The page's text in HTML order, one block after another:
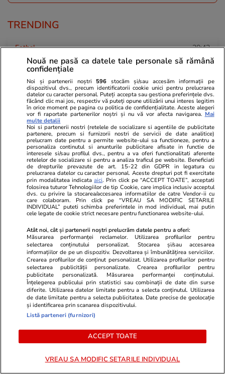
TRENDING
Fotbal 20:42
La ce oră e semifinala dintre Anglia și
Argentina de la Campionatul Mondial și cine o
transmite la TV
Știri Externe
Ce este OXY, proiectul de 300 de milioane de
euro din Bruxelles unde a murit un muncitor
român: 120 de apartamente și 316 camere de
hotel
Știri România 15:41
Nicolae Cristache a murit. Scriitorul și
jurnalistul s-a stins din viață la vârsta de 86
de ani
Știri România 14:25
„Fabrică” de pensionari fictivi destructurată de
DIICOT: peste 860 de români ar fi „beneficiari”,
pagubă de 7.000.000 de lei la Casele de
pensii și date false ar fi fost introduse la ANAF
Nouă ne pasă ca datele tale personale să rămână
confidențiale
Noi și partenerii noștri 596 stocăm și/sau accesăm informații pe
dispozitivul dvs., precum identificatorii cookie unici pentru prelucrarea
datelor cu caracter personal. Puteți accepta sau gestiona preferințele dvs.
făcând clic mai jos, respectiv vă puteți opune utilizării unui interes legitim
în orice moment pe pagina cu politica de confidențialitate. Aceste alegeri
vor fi raportate partenerilor noștri și nu vă vor afecta navigarea. Mai
multe detalii
Noi si partenerii nostri (retelele de socializare si agentiile de publicitate
partenere, precum si furnizorii nostri de servicii de date analitice)
prelucram date pentru a permite website-ului sa functioneze, pentru a
personaliza continutul si anunturile publicitare afisate in functie de
interesele si/sau profilul dvs., pentru a va oferi functionalitati aferente
retelelor de socializare si pentru a analiza traficul pe website. Beneficiati
de drepturile prevazute de art. 15-22 din GDPR in legatura cu
prelucrarea datelor cu caracter personal. Aceste drepturi pot fi exercitate
prin modalitatea indicataaici. Prin click pe “ACCEPT TOATE”, acceptati
folosirea tuturor Tehnologiilor de tip Cookie, care implica inclusiv acceptul
dvs. cu privire la stocarea/accesarea informatiilor de catre Vendor-ii cu
care colaboram. Prin click pe “VREAU SA MODIFIC SETARILE
INDIVIDUAL” puteti schimba preferintele in mod individual, mai putin
cele legate de cookie strict necesare pentru functionarea website-ului.
Atât noi, cât și partenerii noștri prelucrăm datele pentru a oferi:
Măsurarea performanței reclamelor. Utilizarea profilurilor pentru
selectarea conținutului personalizat. Stocarea și/sau accesarea
informațiilor de pe un dispozitiv. Dezvoltarea și îmbunătățirea serviciilor.
Crearea profilurilor de conținut personalizat. Utilizarea profilurilor pentru
selectarea publicității personalizate. Crearea profilurilor pentru
publicitate personalizată. Măsurarea performanței conținutului.
Înțelegerea publicului prin statistici sau combinații de date din surse
diferite. Utilizarea datelor limitate pentru a selecta conținutul. Utilizarea
de date limitate pentru a selecta publicitatea. Date precise de geolocație
și identificarea prin scanarea dispozitivului.
Listă parteneri (furnizori)
ACCEPT TOATE
VREAU SA MODIFIC SETARILE INDIVIDUAL